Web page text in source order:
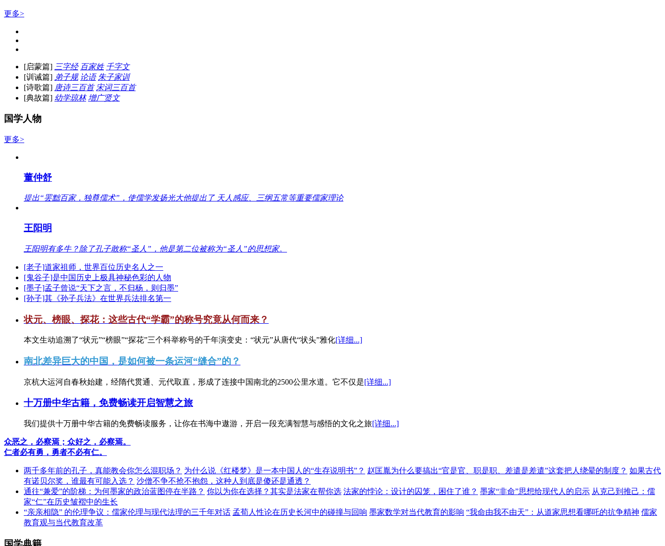
更多>
[启蒙篇] 三字经 百家姓 千字文
[训诫篇] 弟子规 论语 朱子家训
[诗歌篇] 唐诗三百首 宋词三百首
[典故篇] 幼学琼林 增广贤文
国学人物
更多>
董仲舒
提出“罢黜百家，独尊儒术”，使儒学发扬光大他提出了 天人感应、三纲五常等重要儒家理论
王阳明
王阳明有多牛？除了孔子敢称“圣人”，他是第二位被称为“圣人”的思想家。
[老子]道家祖师，世界百位历史名人之一
[鬼谷子]是中国历史上极具神秘色彩的人物
[墨子]孟子曾说“天下之言，不归杨，则归墨”
[孙子]其《孙子兵法》在世界兵法排名第一
状元、榜眼、探花：这些古代“学霸”的称号究竟从何而来？
本文生动追溯了“状元”“榜眼”“探花”三个科举称号的千年演变史：“状元”从唐代“状头”雅化[详细...]
南北差异巨大的中国，是如何被一条运河“缝合”的？
京杭大运河自春秋始建，经隋代贯通、元代取直，形成了连接中国南北的2500公里水道。它不仅是[详细...]
十万册中华古籍，免费畅读开启智慧之旅
我们提供十万册中华古籍的免费畅读服务，让你在书海中遨游，开启一段充满智慧与感悟的文化之旅[详细...]
众恶之，必察焉；众好之，必察焉。
仁者必有勇，勇者不必有仁。
两千多年前的孔子，真能教会你怎么混职场？ 为什么说《红楼梦》是一本中国人的“生存说明书”？ 赵匡胤为什么要搞出“官是官、职是职、差遣是差遣”这套把人绕晕的制度？ 如果古代
有诺贝尔奖，谁最有可能入选？ 沙僧不争不抢不抱怨，这种人到底是傻还是通透？
通往“兼爱”的阶梯：为何墨家的政治蓝图停在半路？ 你以为你在选择？其实是法家在帮你选 法家的悖论：设计的囚笼，困住了谁？ 墨家“非命”思想给现代人的启示 从克己到推己：儒
家“仁”在历史皱褶中的生长
“亲亲相隐” 的伦理争议：儒家伦理与现代法理的三千年对话 孟荀人性论在历史长河中的碰撞与回响 墨家数学对当代教育的影响 “我命由我不由天”：从道家思想看哪吒的抗争精神 儒家
教育观与当代教育改革
国学典籍